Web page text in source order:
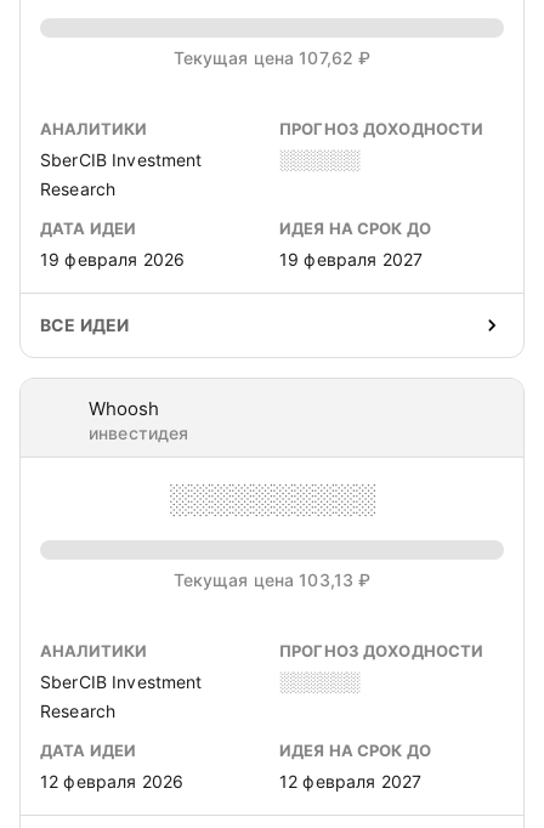
Текущая цена 107,62 ₽
АНАЛИТИКИ
SberCIB Investment
Research
ПРОГНОЗ ДОХОДНОСТИ
░░░░░░
ДАТА ИДЕИ
19 февраля 2026
ИДЕЯ НА СРОК ДО
19 февраля 2027
ВСЕ ИДЕИ
Whoosh
инвестидея
░░░░░░░░░░
Текущая цена 103,13 ₽
АНАЛИТИКИ
SberCIB Investment
Research
ПРОГНОЗ ДОХОДНОСТИ
░░░░░░
ДАТА ИДЕИ
12 февраля 2026
ИДЕЯ НА СРОК ДО
12 февраля 2027